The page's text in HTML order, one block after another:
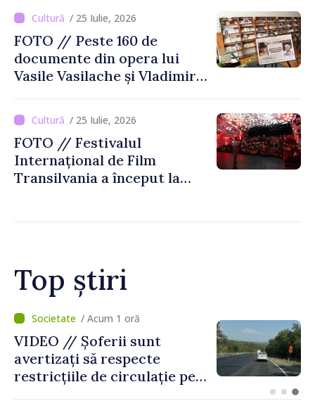
Moldovei
/ 25 Iulie, 2026
FOTO // Peste 160 de
documente din opera lui
Vasile Vasilache și Vladimir
Biblioteca Națională
/ 25 Iulie, 2026
FOTO // Festivalul
Internațional de Film
Transilvania a început la
Top știri
/ Acum 35 minute
Prim-ministrul Republicii
Moldova, Vasile Tofan, și
prim-ministrul Belgiei, Bart